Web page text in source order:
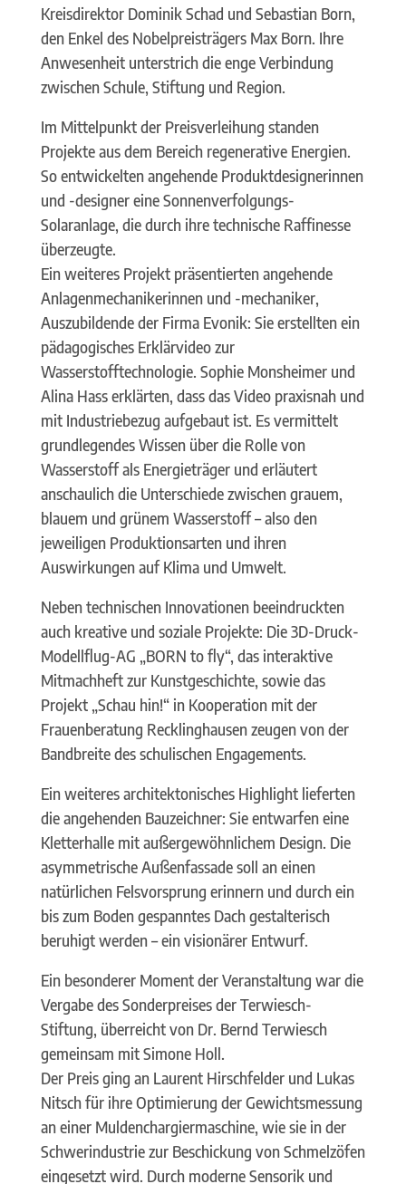
Kreisdirektor Dominik Schad und Sebastian Born,
den Enkel des Nobelpreisträgers Max Born. Ihre
Anwesenheit unterstrich die enge Verbindung
zwischen Schule, Stiftung und Region.
Im Mittelpunkt der Preisverleihung standen
Projekte aus dem Bereich regenerative Energien.
So entwickelten angehende Produktdesignerinnen
und -designer eine Sonnenverfolgungs-
Solaranlage, die durch ihre technische Raffinesse
überzeugte.
Ein weiteres Projekt präsentierten angehende
Anlagenmechanikerinnen und -mechaniker,
Auszubildende der Firma Evonik: Sie erstellten ein
pädagogisches Erklärvideo zur
Wasserstofftechnologie. Sophie Monsheimer und
Alina Hass erklärten, dass das Video praxisnah und
mit Industriebezug aufgebaut ist. Es vermittelt
grundlegendes Wissen über die Rolle von
Wasserstoff als Energieträger und erläutert
anschaulich die Unterschiede zwischen grauem,
blauem und grünem Wasserstoff – also den
jeweiligen Produktionsarten und ihren
Auswirkungen auf Klima und Umwelt.
Neben technischen Innovationen beeindruckten
auch kreative und soziale Projekte: Die 3D-Druck-
Modellflug-AG „BORN to fly“, das interaktive
Mitmachheft zur Kunstgeschichte, sowie das
Projekt „Schau hin!“ in Kooperation mit der
Frauenberatung Recklinghausen zeugen von der
Bandbreite des schulischen Engagements.
Ein weiteres architektonisches Highlight lieferten
die angehenden Bauzeichner: Sie entwarfen eine
Kletterhalle mit außergewöhnlichem Design. Die
asymmetrische Außenfassade soll an einen
natürlichen Felsvorsprung erinnern und durch ein
bis zum Boden gespanntes Dach gestalterisch
beruhigt werden – ein visionärer Entwurf.
Ein besonderer Moment der Veranstaltung war die
Vergabe des Sonderpreises der Terwiesch-
Stiftung, überreicht von Dr. Bernd Terwiesch
gemeinsam mit Simone Holl.
Der Preis ging an Laurent Hirschfelder und Lukas
Nitsch für ihre Optimierung der Gewichtsmessung
an einer Muldenchargiermaschine, wie sie in der
Schwerindustrie zur Beschickung von Schmelzöfen
eingesetzt wird. Durch moderne Sensorik und